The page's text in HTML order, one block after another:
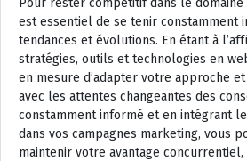
est essentiel de se tenir constamment
tendances et évolutions. En étant à
stratégies, outils et technologies en
en mesure d’adapter votre approche
avec les attentes changeantes des
constamment informé et en intégrant
dans vos campagnes marketing, vous
maintenir votre avantage